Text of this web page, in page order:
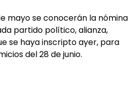
mayo se conocerán la nómina
partido político, alianza,
se haya inscripto ayer, para
del 28 de junio.